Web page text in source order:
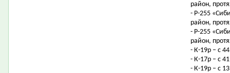
район,
- Р-255
район,
- Р-255
район,
- К-19р – с
- К-17р – с
- К-19р – с